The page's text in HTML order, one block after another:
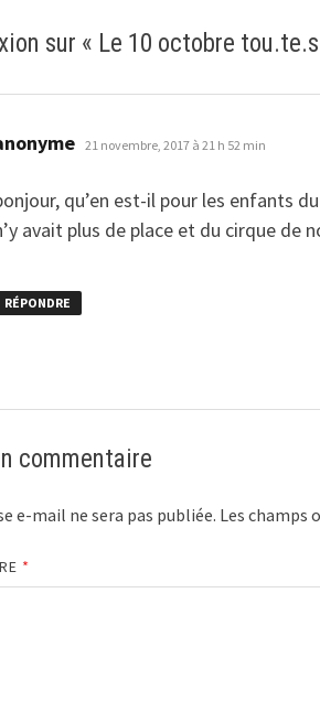
sur « Le 10 octobre
dit :
21 novembre, 2017 à 21 h 52 min
qu’en est-il pour les enfants
avait plus de place et du cirque de
RÉPONDRE
commentaire
e-mail ne sera pas publiée. Les champs
*